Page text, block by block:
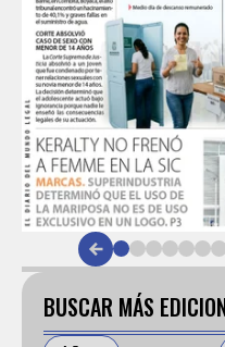
1
of
BUSCAR MÁS